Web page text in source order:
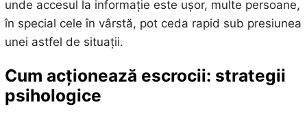
unde accesul la informație este ușor, multe persoane,
în special cele în vârstă, pot ceda rapid sub presiunea
unei astfel de situații.
Cum acționează escrocii: strategii
psihologice